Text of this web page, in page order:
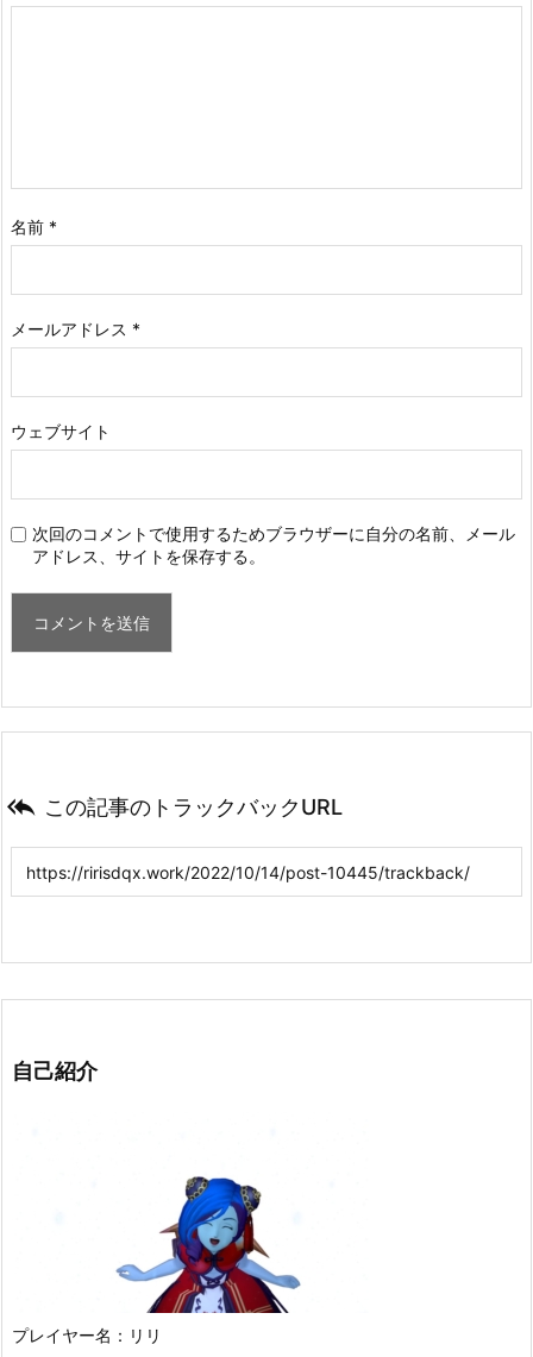
名前 *
メールアドレス *
ウェブサイト
次回のコメントで使用するためブラウザーに自分の名前、メール
アドレス、サイトを保存する。
 この記事のトラックバックURL
自己紹介
プレイヤー名：リリ